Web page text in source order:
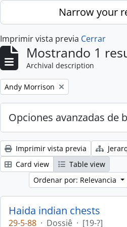
Skip to main contentNarrow your
Imprimir vista previa Cerrar
Mostrando 1
Archival description
Remove filter:
Andy Morrison
Opciones avanzadas de
Imprimir vista previa
Card view
Table view
Ordenar por: Relevancia
Haida indian chests
29-5-88 · Dossiê · [19-?]